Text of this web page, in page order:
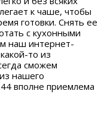
к чаше, чтобы
готовки. Снять ее
с кухонными
наш интернет-
то из
сможем
нашего
вполне приемлема